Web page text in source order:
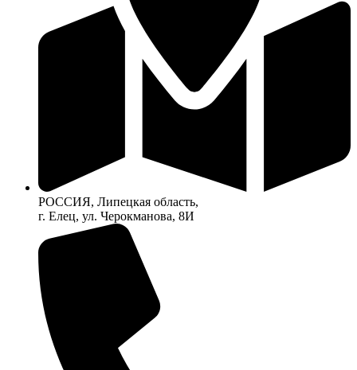
РОССИЯ, Липецкая область,
г. Елец, ул. Черокманова, 8И